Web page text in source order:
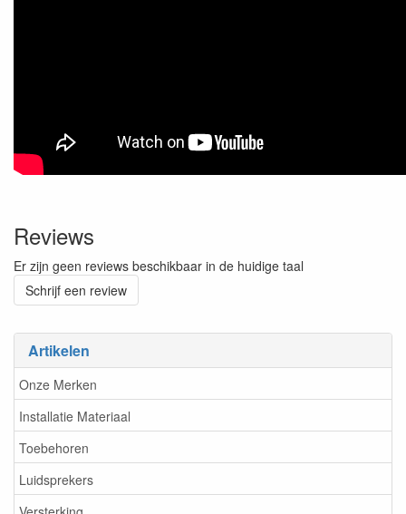
Artikelen
Onze Merken
Installatie Materiaal
Toebehoren
Luidsprekers
Reviews
Er zijn geen reviews beschikbaar in de huidige taal
Schrijf een review